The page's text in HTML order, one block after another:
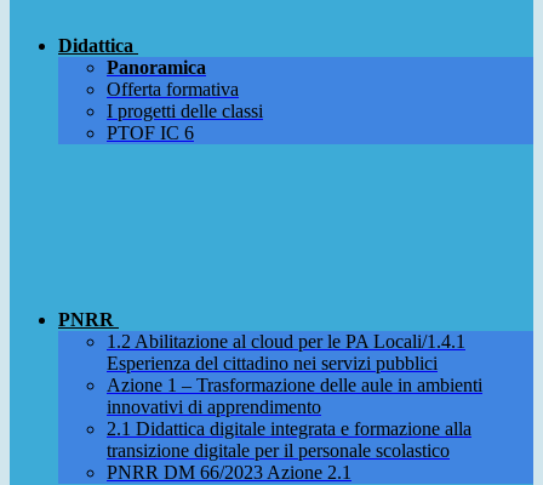
Didattica
Panoramica
Offerta formativa
I progetti delle classi
PTOF IC 6
PNRR
1.2 Abilitazione al cloud per le PA Locali/1.4.1
Esperienza del cittadino nei servizi pubblici
Azione 1 – Trasformazione delle aule in ambienti
innovativi di apprendimento
2.1 Didattica digitale integrata e formazione alla
transizione digitale per il personale scolastico
PNRR DM 66/2023 Azione 2.1